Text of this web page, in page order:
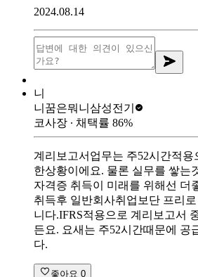
2024.08.14
니
니꿈은뭐니 삼성전기
코사장 ∙ 채택률 86%
계리보고서업무는 주52시간적용
한상황이에요. 물론 실무를 쌓는
자격증 취득이 미래를 위해선 더
취득후 일반회사취업보단 프리
니다.IFRS적용으로 계리보고서
든요. 요새는 주52시간때문에 공
다.
좋아요 0